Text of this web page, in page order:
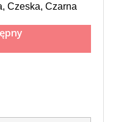
Czeska, Czarna